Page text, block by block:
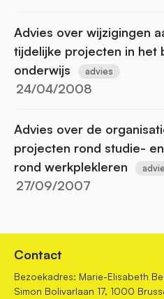
Advies over wijzigingen
tijdelijke projecten in het
onderwijs
advies
24/04/2008
Advies over de
projecten rond studie-
rond werkplekleren
27/09/2007
Contact
Bezoekadres: Marie-Elisabeth
Simon Bolivarlaan 17, 1000